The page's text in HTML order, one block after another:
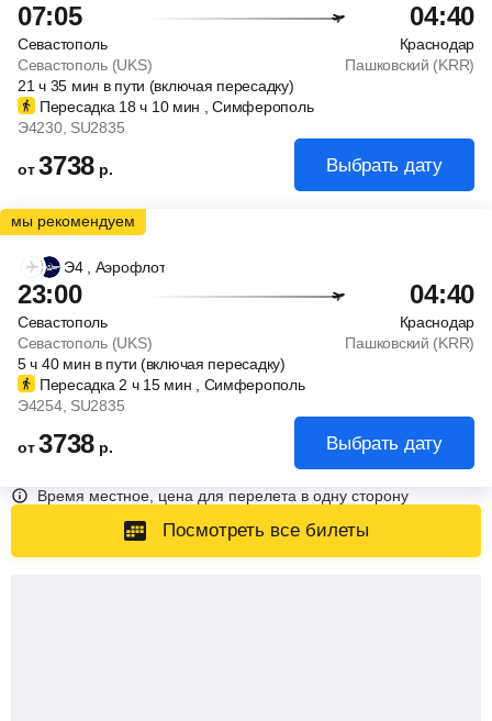
07:05 04:40
Севастополь
Краснодар
Севастополь (UKS)
Пашковский (KRR)
21ч35 мин в пути (включая пересадку)
Пересадка 18ч 10 мин , Симферополь
Э4230, SU2835
от3738 р. Выбрать дату
Э4 , Аэрофлот
23:00 04:40
Севастополь
Краснодар
Севастополь (UKS)
Пашковский (KRR)
5ч 40 мин в пути (включая пересадку)
Пересадка 2 ч15 мин , Симферополь
Э4254, SU2835
от3738 р. Выбрать дату
Время местное, цена для перелета в одну сторону
Посмотреть все билеты